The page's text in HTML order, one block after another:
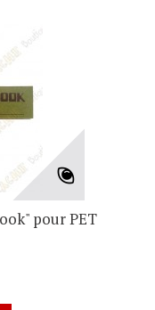
pour PET